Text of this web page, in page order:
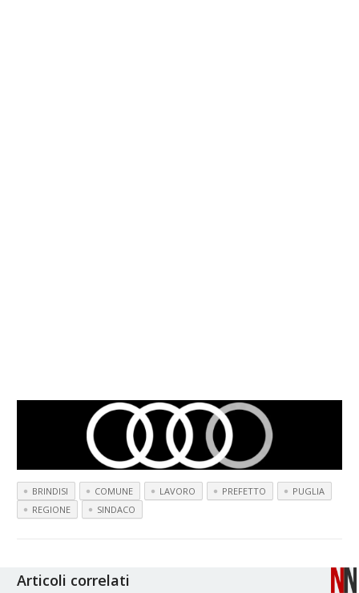
BRINDISI COMUNE LAVORO PREFETTO
PUGLIA
REGIONE
SINDACO
Articoli correlati